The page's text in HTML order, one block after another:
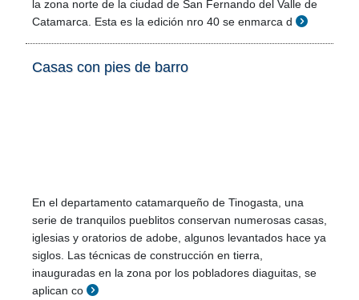
la zona norte de la ciudad de San Fernando del Valle de
Catamarca. Esta es la edición nro 40 se enmarca d
Casas con pies de barro
En el departamento catamarqueño de Tinogasta, una
serie de tranquilos pueblitos conservan numerosas casas,
iglesias y oratorios de adobe, algunos levantados hace ya
siglos. Las técnicas de construcción en tierra,
inauguradas en la zona por los pobladores diaguitas, se
aplican co